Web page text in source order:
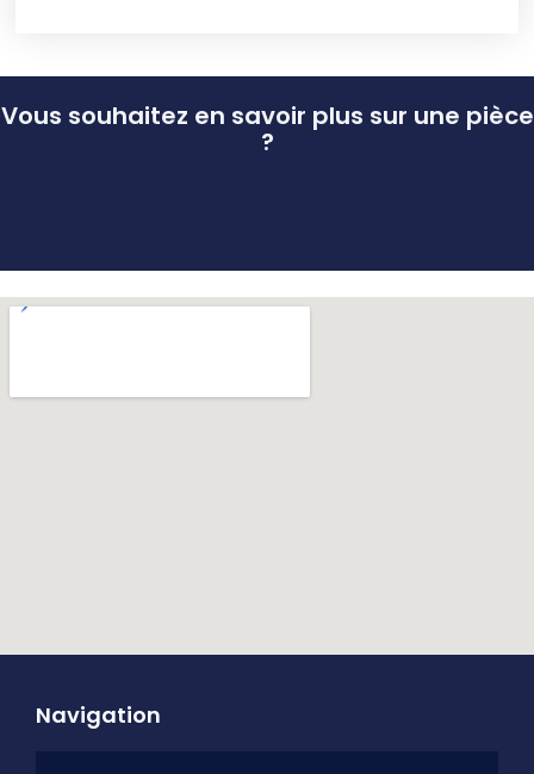
Vous souhaitez en savoir plus sur une pièce
?
Navigation